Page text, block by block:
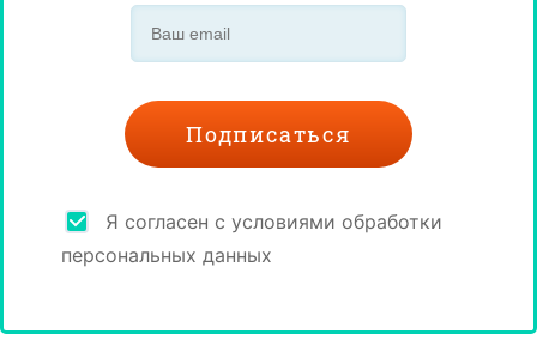
Я согласен с условиями обработки
персональных данных